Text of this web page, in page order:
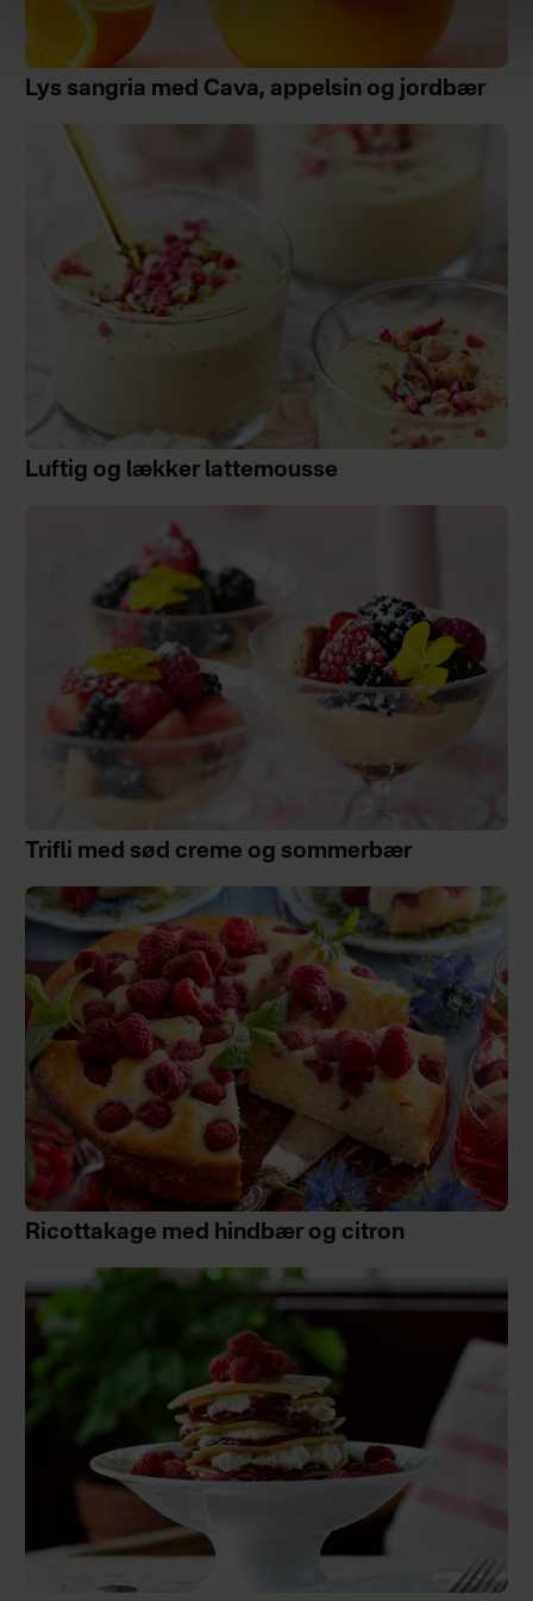
Lys sangria med Cava, appelsin og jordbær
Luftig og lækker lattemousse
Trifli med sød creme og sommerbær
Ricottakage med hindbær og citron